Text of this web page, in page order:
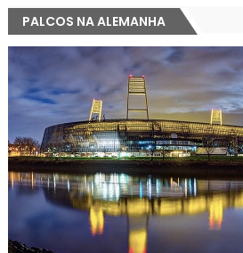
PALCOS NA ALEMANHA